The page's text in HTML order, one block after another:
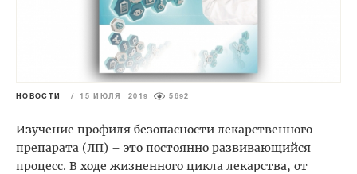
НОВОСТИ / 15 ИЮЛЯ 2019 5692
Изучение профиля безопасности лекарственного
препарата (ЛП) – это постоянно развивающийся
процесс. В ходе жизненного цикла лекарства, от